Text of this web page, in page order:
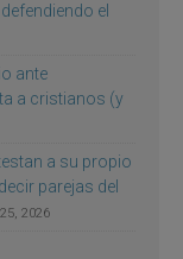
el
ante
a cristianos (y
a su propio
parejas del
2026